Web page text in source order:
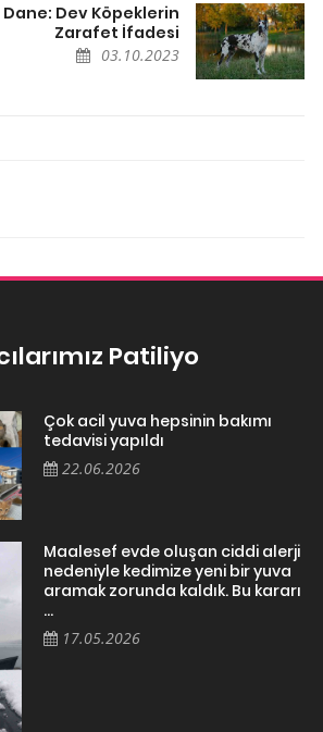
Dev Köpeklerin
Zarafet İfadesi
03.10.2023
Patiliyo
Çok acil yuva hepsinin bakımı
tedavisi yapıldı
22.06.2026
Maalesef evde oluşan ciddi alerji
nedeniyle kedimize yeni bir yuva
aramak zorunda kaldık. Bu kararı
...
17.05.2026